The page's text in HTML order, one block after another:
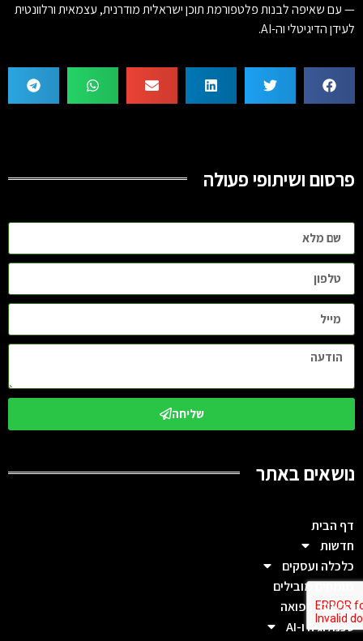
— עם שאיפה לבנות פלטפורמת תוכן ישראלית מודרנית, עצמאית ורלוונטית
לעידן הדיגיטלי וה-AI.
פרסום ושיתופי פעולה
שליחה
נושאים באתר
דף הבית
חדשות
כלכלה ועסקים
מומחים מובילים
בריאות ורפואה
טכנולוגיה ו-AI